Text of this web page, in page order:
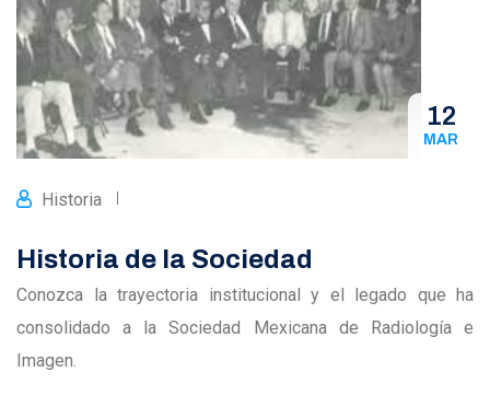
12
MAR
Historia
Historia de la Sociedad
Conozca la trayectoria institucional y el legado que ha
consolidado a la Sociedad Mexicana de Radiología e
Imagen.